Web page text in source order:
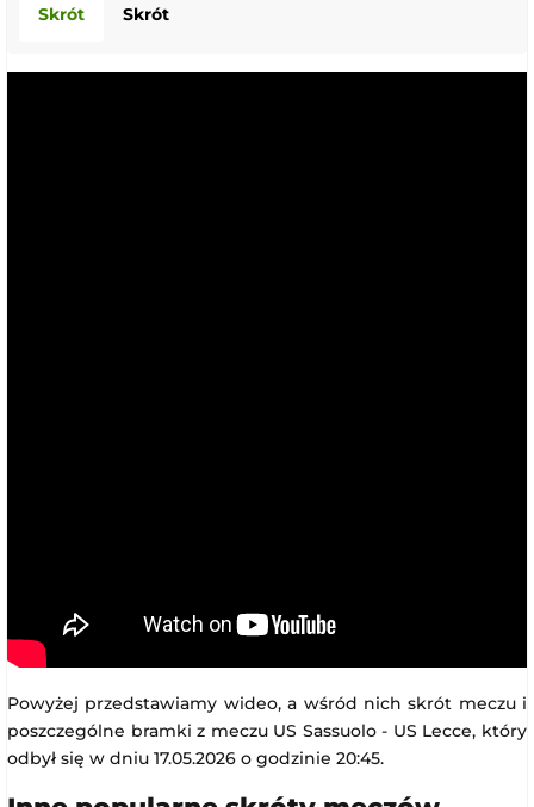
Skrót Skrót
Powyżej przedstawiamy wideo, a wśród nich skrót meczu i
poszczególne bramki z meczu US Sassuolo - US Lecce, który
odbył się w dniu 17.05.2026 o godzinie 20:45.